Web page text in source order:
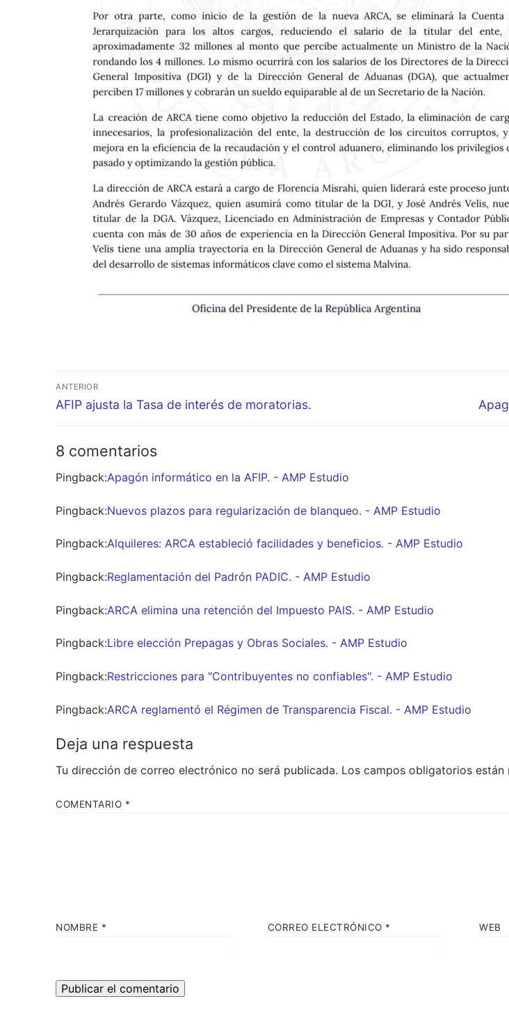
Navegación
de
ANTERIOR
Entrada
AFIP ajusta la Tasa de interés de moratorias.
8 comentarios
Pingback:Apagón informático en la AFIP. - AMP Estudio
Pingback:Nuevos plazos para regularización de blanqueo. - AMP Estudio
Pingback:Alquileres: ARCA estableció facilidades y beneficios. - AMP Estudio
Pingback:Reglamentación del Padrón PADIC. - AMP Estudio
Pingback:ARCA elimina una retención del Impuesto PAIS. - AMP Estudio
Pingback:Libre elección Prepagas y Obras Sociales. - AMP Estudio
Pingback:Restricciones para "Contribuyentes no confiables". - AMP Estudio
Pingback:ARCA reglamentó el Régimen de Transparencia Fiscal. - AMP Estudio
Deja una respuesta
Tu dirección de correo electrónico no será publicada. Los campos obligatorios están
COMENTARIO *
NOMBRE * CORREO ELECTRÓNICO * WEB